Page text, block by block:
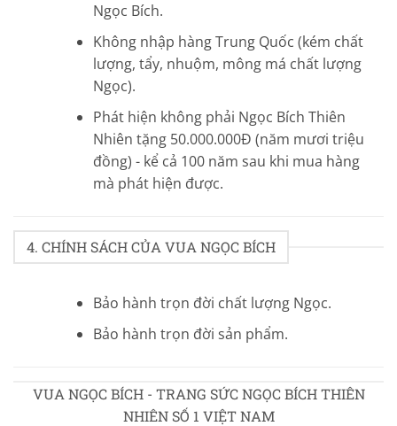
Ngọc Bích.
Không nhập hàng Trung Quốc (kém chất
lượng, tẩy, nhuộm, mông má chất lượng
Ngọc).
Phát hiện không phải Ngọc Bích Thiên
Nhiên tặng 50.000.000Đ (năm mươi triệu
đồng) - kể cả 100 năm sau khi mua hàng
mà phát hiện được.
4. CHÍNH SÁCH CỦA VUA NGỌC BÍCH
Bảo hành trọn đời chất lượng Ngọc.
Bảo hành trọn đời sản phẩm.
VUA NGỌC BÍCH - TRANG SỨC NGỌC BÍCH THIÊN
NHIÊN SỐ 1 VIỆT NAM